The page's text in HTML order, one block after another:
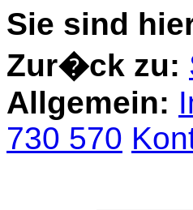
Sie sind
Zur�ck zu:
Allgemein:
730 570